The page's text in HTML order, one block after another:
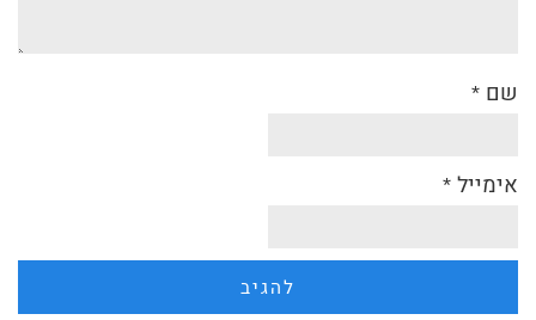
שם *
אימייל*